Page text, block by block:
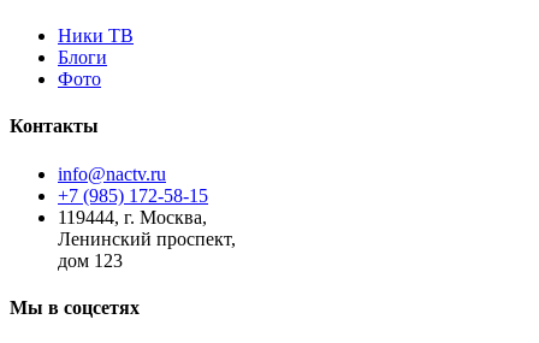
Ники ТВ
Блоги
Фото
Контакты
info@nactv.ru
+7 (985) 172-58-15
119444, г. Москва,
Ленинский проспект,
дом 123
Мы в соцсетях